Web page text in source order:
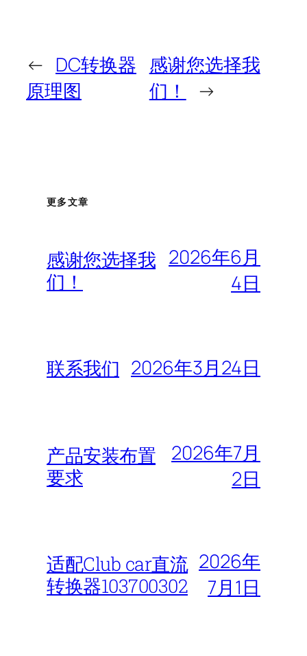
← DC转换器
原理图
感谢您选择我
们！
→
更多文章
感谢您选择我
们！
2026年6月
4日
联系我们 2026年3月24日
产品安装布置
要求
2026年7月
2日
适配Club car直流
转换器103700302
2026年
7月1日